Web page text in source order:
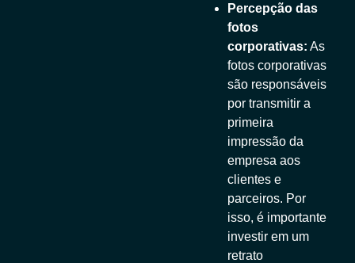
Percepção das
fotos
corporativas: As
fotos corporativas
são responsáveis
por transmitir a
primeira
impressão da
empresa aos
clientes e
parceiros. Por
isso, é importante
investir em um
retrato